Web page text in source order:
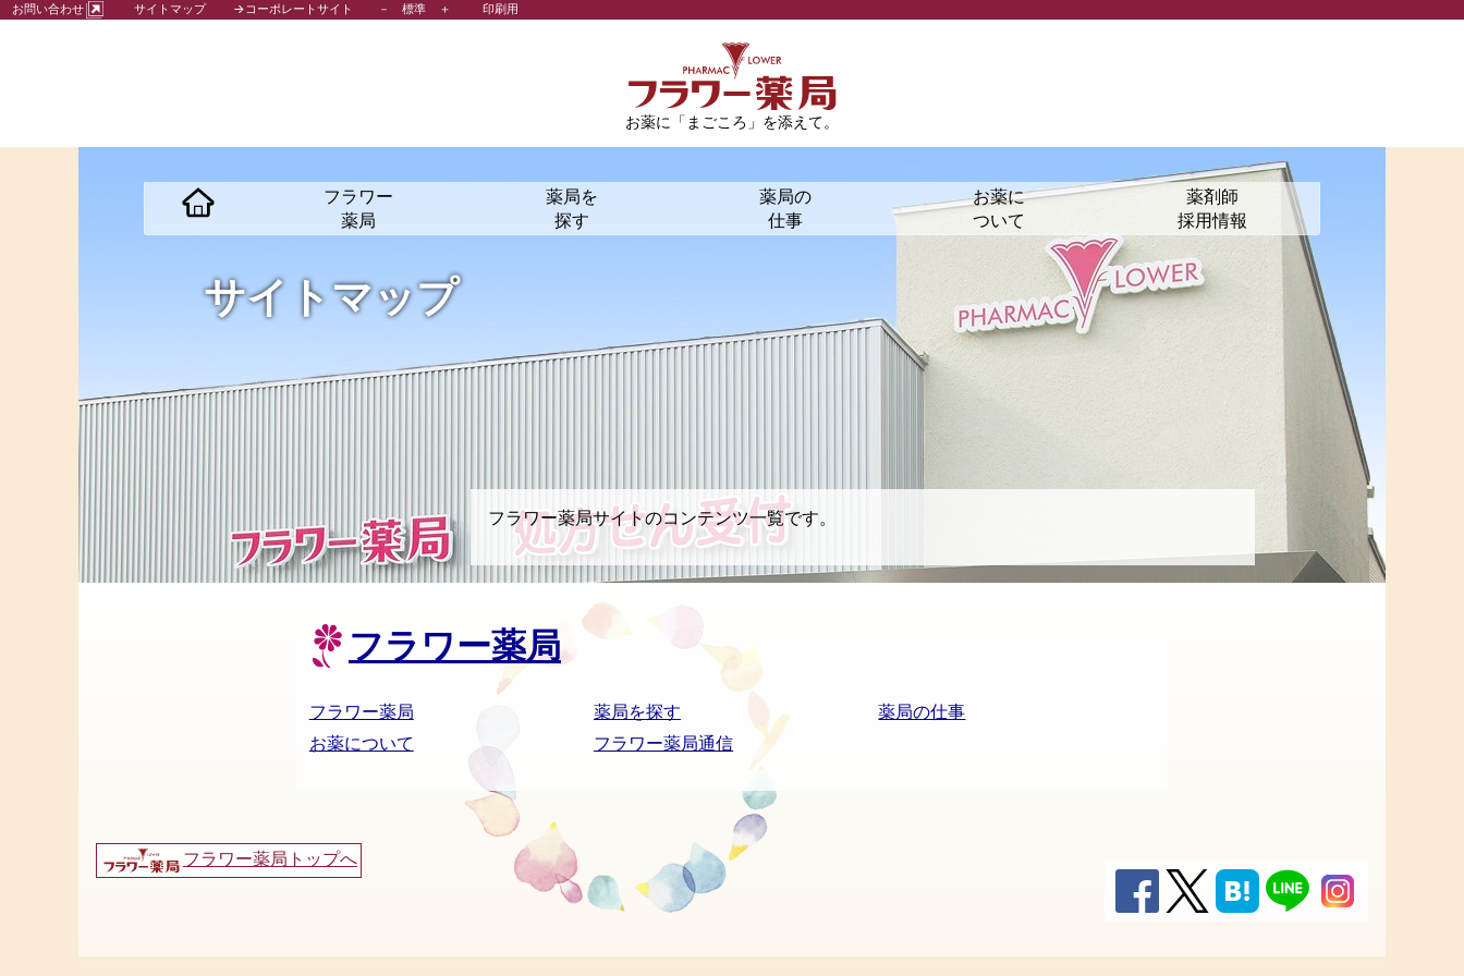
お薬に「まごころ」を添えて。
フラワー
薬局
薬局を
探す
薬局の
仕事
お薬に
ついて
薬剤師
採用情報
－ 標準 ＋ 印刷用
お問い合わせ サイトマップ →コーポレートサイト
サイトマップ
フラワー薬局サイトのコンテンツ一覧です。
フラワー薬局
フラワー薬局 薬局を探す
薬局の仕事
お薬について
フラワー薬局通信
フラワー薬局トップへ